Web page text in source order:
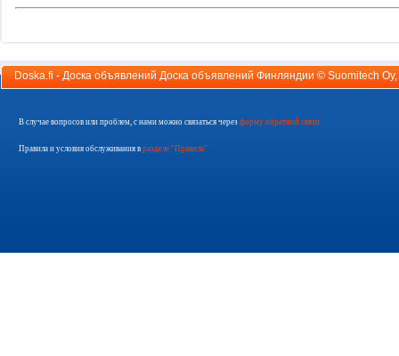
Doska.fi - Доска объявлений Доска объявлений Финляндии © Suomitech Oy
В случае вопросов или проблем, с нами можно связаться через форму обратной связи
Правила и условия обслуживания в разделе "Правила"